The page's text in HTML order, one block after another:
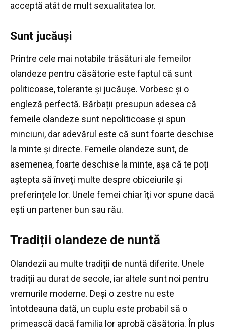
acceptă atât de mult sexualitatea lor.
Sunt jucăuși
Printre cele mai notabile trăsături ale femeilor
olandeze pentru căsătorie este faptul că sunt
politicoase, tolerante și jucăușe. Vorbesc și o
engleză perfectă. Bărbații presupun adesea că
femeile olandeze sunt nepoliticoase și spun
minciuni, dar adevărul este că sunt foarte deschise
la minte și directe. Femeile olandeze sunt, de
asemenea, foarte deschise la minte, așa că te poți
aștepta să înveți multe despre obiceiurile și
preferințele lor. Unele femei chiar îți vor spune dacă
ești un partener bun sau rău.
Tradiții olandeze de nuntă
Olandezii au multe tradiții de nuntă diferite. Unele
tradiții au durat de secole, iar altele sunt noi pentru
vremurile moderne. Deși o zestre nu este
întotdeauna dată, un cuplu este probabil să o
primească dacă familia lor aprobă căsătoria. În plus